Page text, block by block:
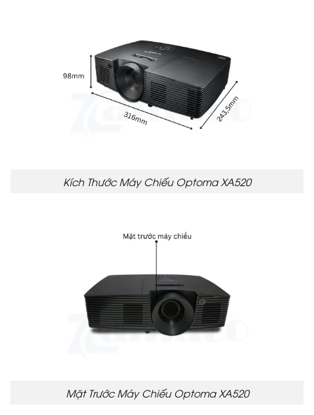
Kích Thước Máy Chiếu Optoma XA520
Mặt Trước Máy Chiếu Optoma XA520